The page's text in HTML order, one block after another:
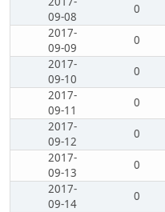
09-08
0
2017-
09-09
0
2017-
09-10
0
2017-
09-11
0
2017-
09-12
0
2017-
09-13
0
2017-
09-14
0